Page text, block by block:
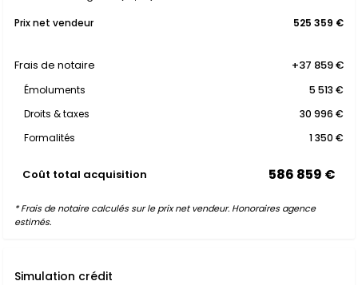
Prix net vendeur
525 359 €
Frais de notaire +37 859 €
Émoluments
5 513 €
Droits & taxes
30 996 €
Formalités
1 350 €
Coût total acquisition 586 859 €
* Frais de notaire calculés sur le prix net vendeur. Honoraires agence
estimés.
Simulation crédit